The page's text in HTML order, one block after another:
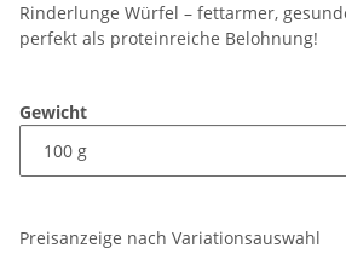
Rinderlunge Würfel – fettarmer,
perfekt als proteinreiche Belohnung!
Gewicht
Preisanzeige nach Variationsauswahl